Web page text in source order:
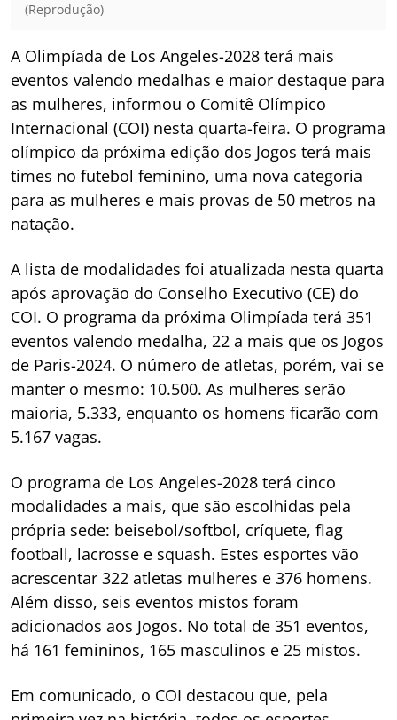
(Reprodução)
A Olimpíada de Los Angeles-2028 terá mais
eventos valendo medalhas e maior destaque para
as mulheres, informou o Comitê Olímpico
Internacional (COI) nesta quarta-feira. O programa
olímpico da próxima edição dos Jogos terá mais
times no futebol feminino, uma nova categoria
para as mulheres e mais provas de 50 metros na
natação.
A lista de modalidades foi atualizada nesta quarta
após aprovação do Conselho Executivo (CE) do
COI. O programa da próxima Olimpíada terá 351
eventos valendo medalha, 22 a mais que os Jogos
de Paris-2024. O número de atletas, porém, vai se
manter o mesmo: 10.500. As mulheres serão
maioria, 5.333, enquanto os homens ficarão com
5.167 vagas.
O programa de Los Angeles-2028 terá cinco
modalidades a mais, que são escolhidas pela
própria sede: beisebol/softbol, críquete, flag
football, lacrosse e squash. Estes esportes vão
acrescentar 322 atletas mulheres e 376 homens.
Além disso, seis eventos mistos foram
adicionados aos Jogos. No total de 351 eventos,
há 161 femininos, 165 masculinos e 25 mistos.
Em comunicado, o COI destacou que, pela